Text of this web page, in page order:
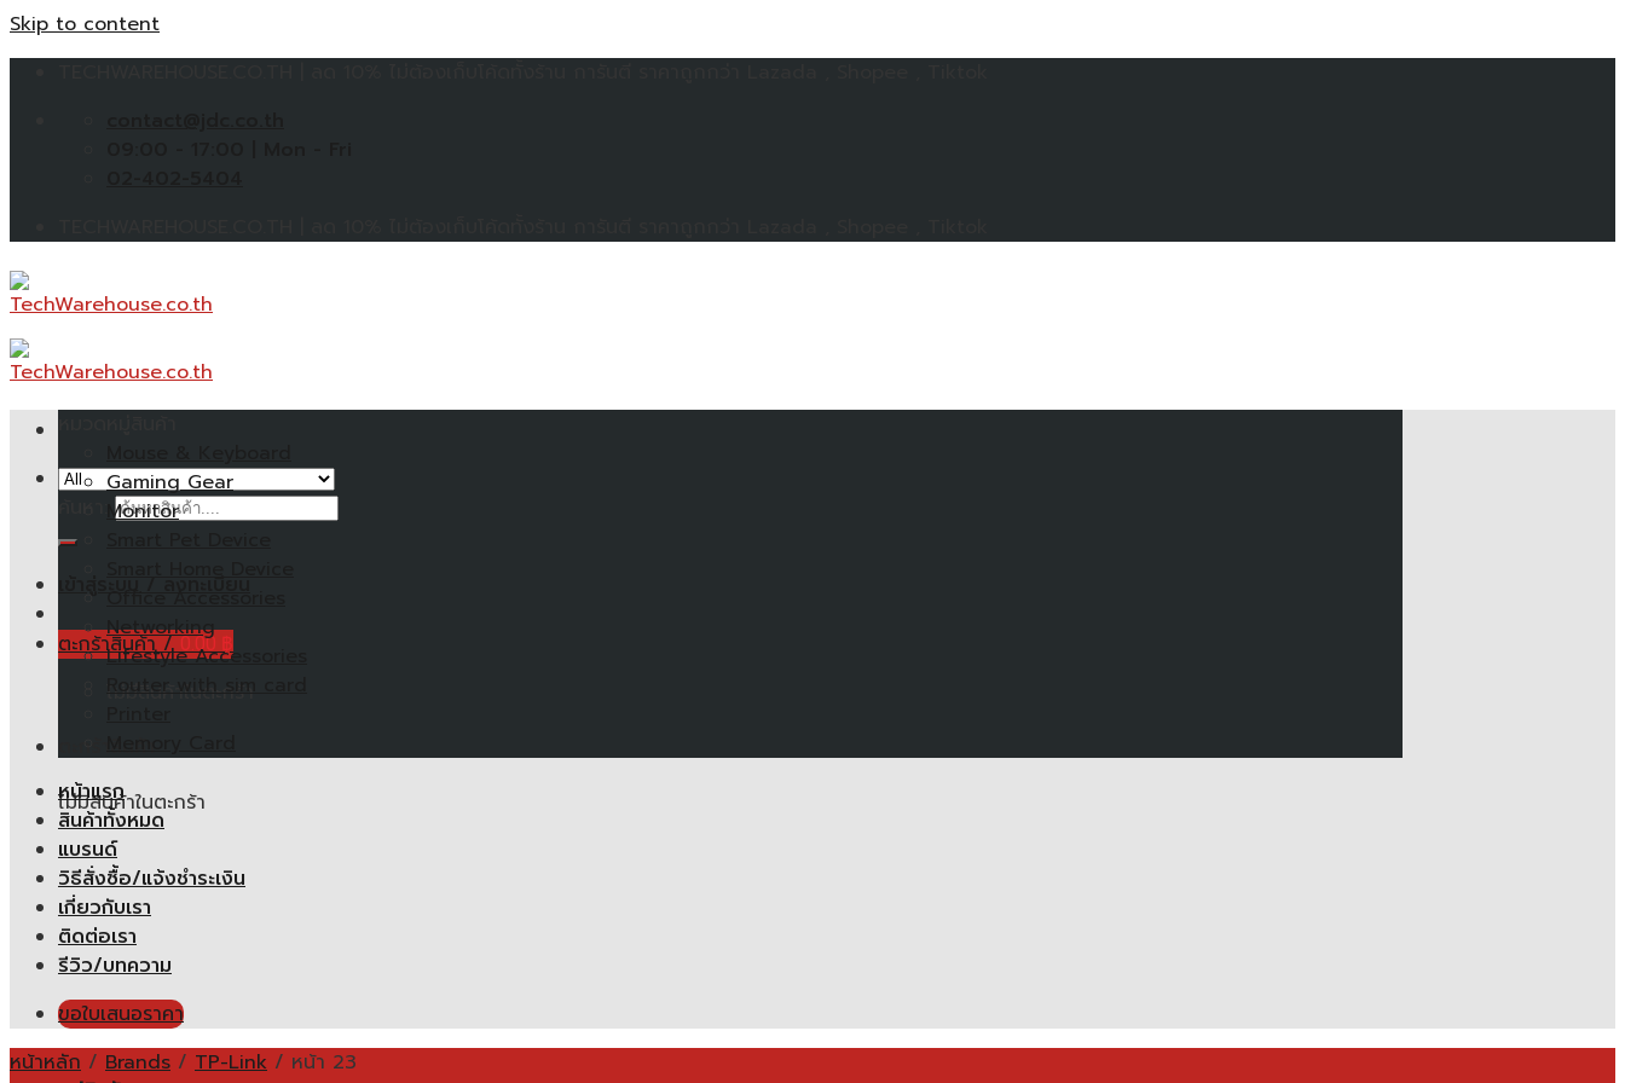
Skip to content
ตะกร้าสินค้า /0.00 ฿
ไม่มีสินค้าในตะกร้า
ไม่มีสินค้าในตะกร้า
Gaming Gear
Monitor
Networking
Lifestyle Accessories
Router with sim card
หน้าแรก
สินค้าทั้งหมด
แบรนด์
วิธีสั่งซื้อ/แจ้งชำระเงิน
เกี่ยวกับเรา
ติดต่อเรา
รีวิว/บทความ
ขอใบเสนอราคา
หน้าหลัก / Brands / TP-Link / หน้า 23